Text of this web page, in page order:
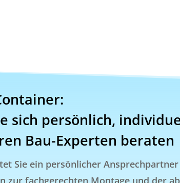
sich persönlich,
Bau-Experten beraten
Sie ein persönlicher